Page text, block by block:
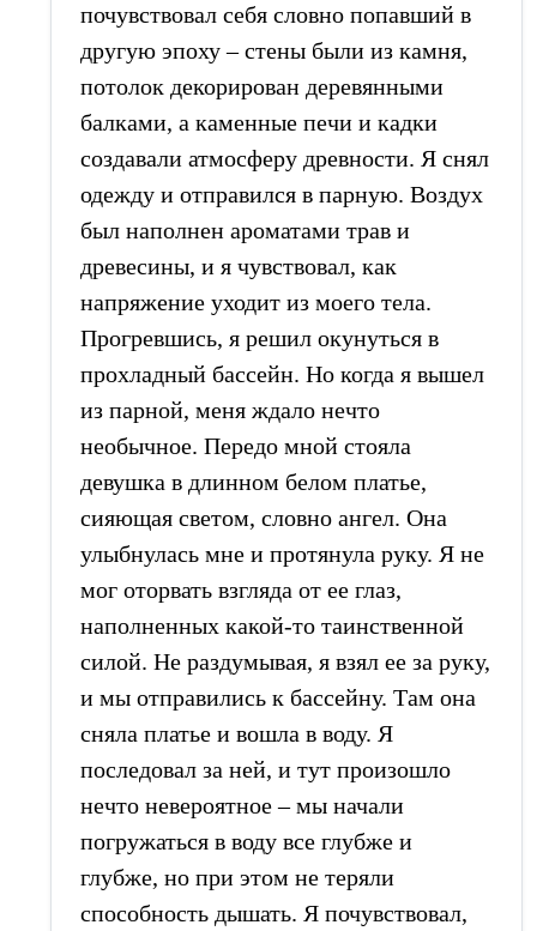
почувствовал себя словно попавший в
другую эпоху – стены были из камня,
потолок декорирован деревянными
балками, а каменные печи и кадки
создавали атмосферу древности. Я снял
одежду и отправился в парную. Воздух
был наполнен ароматами трав и
древесины, и я чувствовал, как
напряжение уходит из моего тела.
Прогревшись, я решил окунуться в
прохладный бассейн. Но когда я вышел
из парной, меня ждало нечто
необычное. Передо мной стояла
девушка в длинном белом платье,
сияющая светом, словно ангел. Она
улыбнулась мне и протянула руку. Я не
мог оторвать взгляда от ее глаз,
наполненных какой-то таинственной
силой. Не раздумывая, я взял ее за руку,
и мы отправились к бассейну. Там она
сняла платье и вошла в воду. Я
последовал за ней, и тут произошло
нечто невероятное – мы начали
погружаться в воду все глубже и
глубже, но при этом не теряли
способность дышать. Я почувствовал,